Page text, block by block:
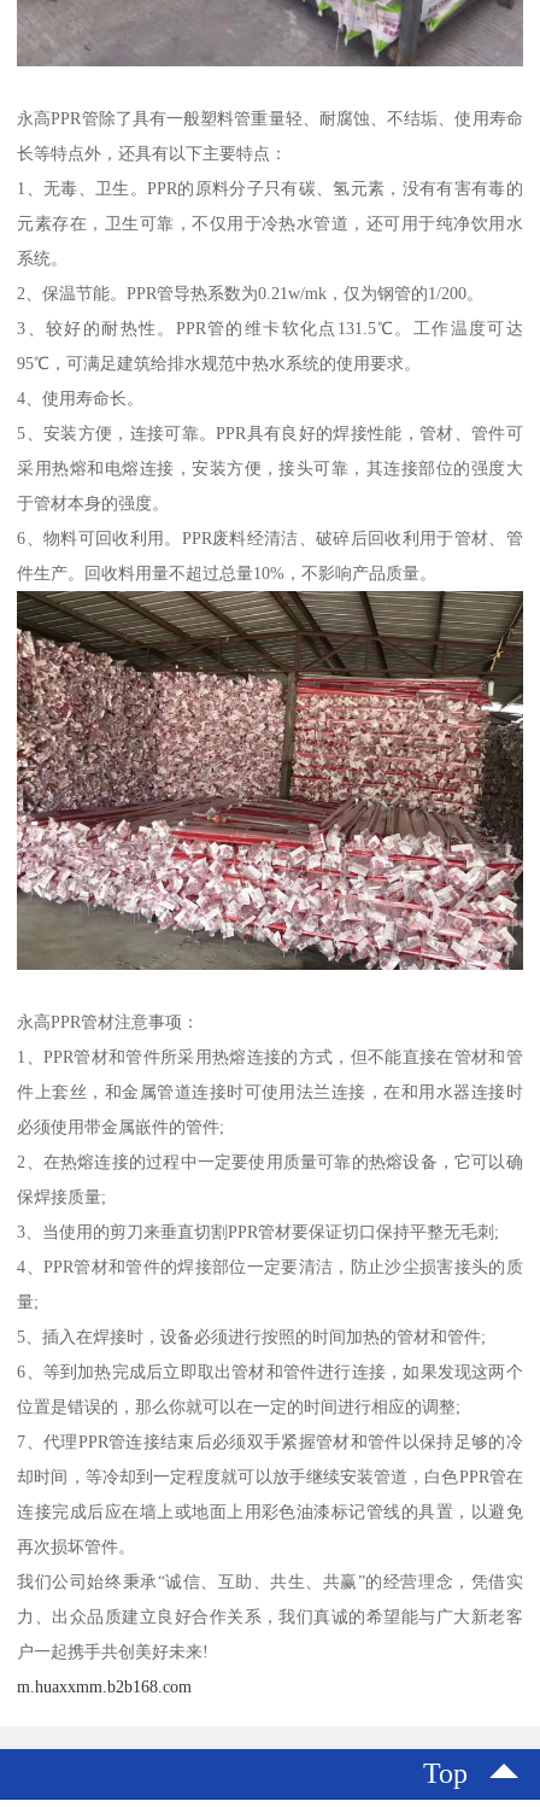
永高PPR管除了具有一般塑料管重量轻、耐腐蚀、不结垢、使用寿命
长等特点外，还具有以下主要特点：
1、无毒、卫生。PPR的原料分子只有碳、氢元素，没有有害有毒的
元素存在，卫生可靠，不仅用于冷热水管道，还可用于纯净饮用水
系统。
2、保温节能。PPR管导热系数为0.21w/mk，仅为钢管的1/200。
3、较好的耐热性。PPR管的维卡软化点131.5℃。工作温度可达
95℃，可满足建筑给排水规范中热水系统的使用要求。
4、使用寿命长。
5、安装方便，连接可靠。PPR具有良好的焊接性能，管材、管件可
采用热熔和电熔连接，安装方便，接头可靠，其连接部位的强度大
于管材本身的强度。
6、物料可回收利用。PPR废料经清洁、破碎后回收利用于管材、管
件生产。回收料用量不超过总量10%，不影响产品质量。
永高PPR管材注意事项：
1、PPR管材和管件所采用热熔连接的方式，但不能直接在管材和管
件上套丝，和金属管道连接时可使用法兰连接，在和用水器连接时
必须使用带金属嵌件的管件;
2、在热熔连接的过程中一定要使用质量可靠的热熔设备，它可以确
保焊接质量;
3、当使用的剪刀来垂直切割PPR管材要保证切口保持平整无毛刺;
4、PPR管材和管件的焊接部位一定要清洁，防止沙尘损害接头的质
量;
5、插入在焊接时，设备必须进行按照的时间加热的管材和管件;
6、等到加热完成后立即取出管材和管件进行连接，如果发现这两个
位置是错误的，那么你就可以在一定的时间进行相应的调整;
7、代理PPR管连接结束后必须双手紧握管材和管件以保持足够的冷
却时间，等冷却到一定程度就可以放手继续安装管道，白色PPR管在
连接完成后应在墙上或地面上用彩色油漆标记管线的具置，以避免
再次损坏管件。
我们公司始终秉承“诚信、互助、共生、共赢”的经营理念，凭借实
力、出众品质建立良好合作关系，我们真诚的希望能与广大新老客
户一起携手共创美好未来!
m.huaxxmm.b2b168.com
Top